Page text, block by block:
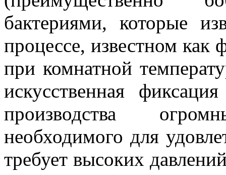
бактериями, которые
процессе, известном как
при комнатной
искусственная
производства
необходимого для
требует высоких